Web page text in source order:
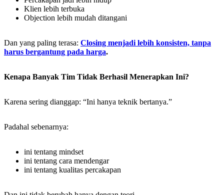
Klien lebih terbuka
Objection lebih mudah ditangani
Dan yang paling terasa: Closing menjadi lebih konsisten, tanpa
harus bergantung pada harga.
Kenapa Banyak Tim Tidak Berhasil Menerapkan Ini?
Karena sering dianggap: “Ini hanya teknik bertanya.”
Padahal sebenarnya:
ini tentang mindset
ini tentang cara mendengar
ini tentang kualitas percakapan